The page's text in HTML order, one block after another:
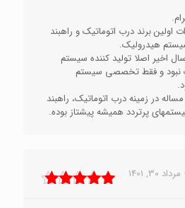
اولین برند درب اتوماتیک و راهبند
هیدرولیک.
اخیر اصلا تولید کننده سیستم
نبود و فقط تخصصی سیستم
در زمینه درب اتوماتیک، راهبند
پرتردد همیشه پیشتاز بوده.
مرداد 30, 1401